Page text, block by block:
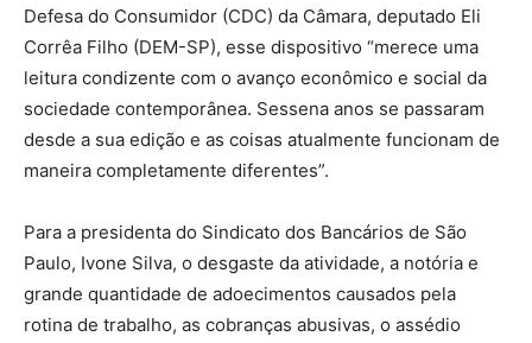
Defesa do Consumidor (CDC) da Câmara, deputado Eli
Corrêa Filho (DEM-SP), esse dispositivo “merece uma
leitura condizente com o avanço econômico e social da
sociedade contemporânea. Sessena anos se passaram
desde a sua edição e as coisas atualmente funcionam de
maneira completamente diferentes”.
Para a presidenta do Sindicato dos Bancários de São
Paulo, Ivone Silva, o desgaste da atividade, a notória e
grande quantidade de adoecimentos causados pela
rotina de trabalho, as cobranças abusivas, o assédio